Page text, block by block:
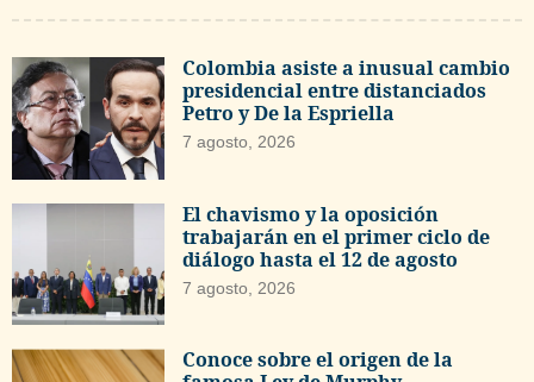
Colombia asiste a inusual cambio
presidencial entre distanciados
Petro y De la Espriella
7 agosto, 2026
El chavismo y la oposición
trabajarán en el primer ciclo de
diálogo hasta el 12 de agosto
7 agosto, 2026
Conoce sobre el origen de la